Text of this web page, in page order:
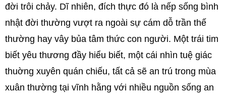
đời trôi chảy. Dĩ nhiên, đích thực đó là nếp sống bình
nhật đời thường vượt ra ngoài sự cám dỗ trần thế
thường hay vây bủa tâm thức con người. Một trái tim
biết yêu thương đầy hiểu biết, một cái nhìn tuệ giác
thuờng xuyên quán chiếu, tất cả sẽ an trú trong mùa
xuân thường tại vĩnh hằng với nhiều nguồn sống an